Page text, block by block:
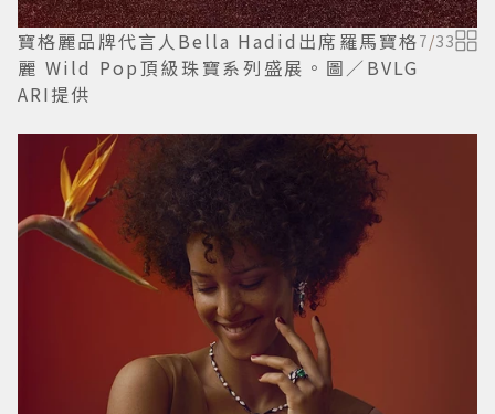
寶格麗品牌代言人Bella Hadid出席羅馬寶格
麗 Wild Pop頂級珠寶系列盛展。圖／BVLG
ARI提供
7/33